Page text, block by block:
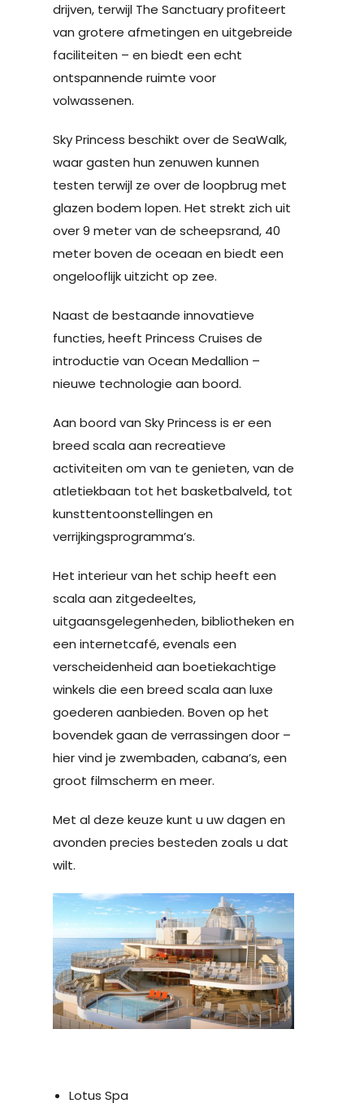
drijven, terwijl The Sanctuary profiteert
van grotere afmetingen en uitgebreide
faciliteiten – en biedt een echt
ontspannende ruimte voor
volwassenen.
Sky Princess beschikt over de SeaWalk,
waar gasten hun zenuwen kunnen
testen terwijl ze over de loopbrug met
glazen bodem lopen. Het strekt zich uit
over 9 meter van de scheepsrand, 40
meter boven de oceaan en biedt een
ongelooflijk uitzicht op zee.
Naast de bestaande innovatieve
functies, heeft Princess Cruises de
introductie van Ocean Medallion –
nieuwe technologie aan boord.
Aan boord van Sky Princess is er een
breed scala aan recreatieve
activiteiten om van te genieten, van de
atletiekbaan tot het basketbalveld, tot
kunsttentoonstellingen en
verrijkingsprogramma’s.
Het interieur van het schip heeft een
scala aan zitgedeeltes,
uitgaansgelegenheden, bibliotheken en
een internetcafé, evenals een
verscheidenheid aan boetiekachtige
winkels die een breed scala aan luxe
goederen aanbieden. Boven op het
bovendek gaan de verrassingen door –
hier vind je zwembaden, cabana’s, een
groot filmscherm en meer.
Met al deze keuze kunt u uw dagen en
avonden precies besteden zoals u dat
wilt.
Lotus Spa